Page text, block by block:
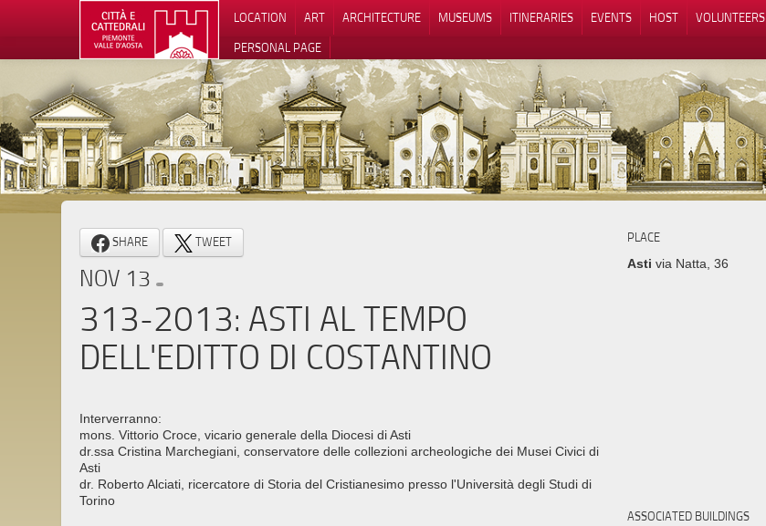
LOCATION ART ARCHITECTURE MUSEUMS ITINERARIES EVENTS HOST VOLUNTEERS
PERSONAL PAGE
SHARE TWEET
NOV 13
313-2013: ASTI AL TEMPO
DELL'EDITTO DI COSTANTINO
Interverranno:
mons. Vittorio Croce, vicario generale della Diocesi di Asti
dr.ssa Cristina Marchegiani, conservatore delle collezioni archeologiche dei Musei Civici di
Asti
dr. Roberto Alciati, ricercatore di Storia del Cristianesimo presso l'Università degli Studi di
Torino
PLACE
Asti via Natta, 36
ASSOCIATED BUILDINGS
Your Privacy Choices